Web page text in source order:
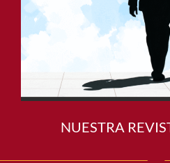
NUESTRA